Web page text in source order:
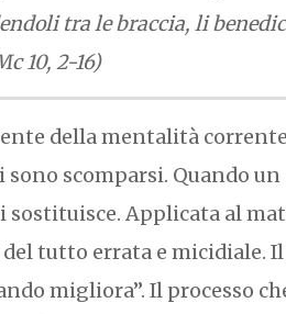
tra le braccia, li
10, 2-16)
della mentalità corrente
scomparsi. Quando
sostituisce. Applicata al
tutto errata e micidiale.
migliora”. Il processo